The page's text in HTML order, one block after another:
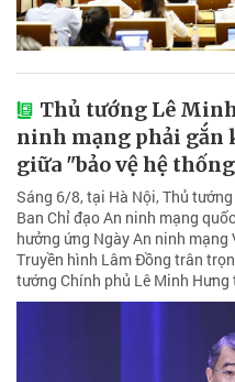
Thủ tướng Lê
ninh mạng phải gắn
giữa "bảo vệ hệ
Sáng 6/8, tại Hà Nội, Thủ
Ban Chỉ đạo An ninh mạng
hưởng ứng Ngày An ninh
Truyền hình Lâm Đồng trân
tướng Chính phủ Lê Minh Hưng